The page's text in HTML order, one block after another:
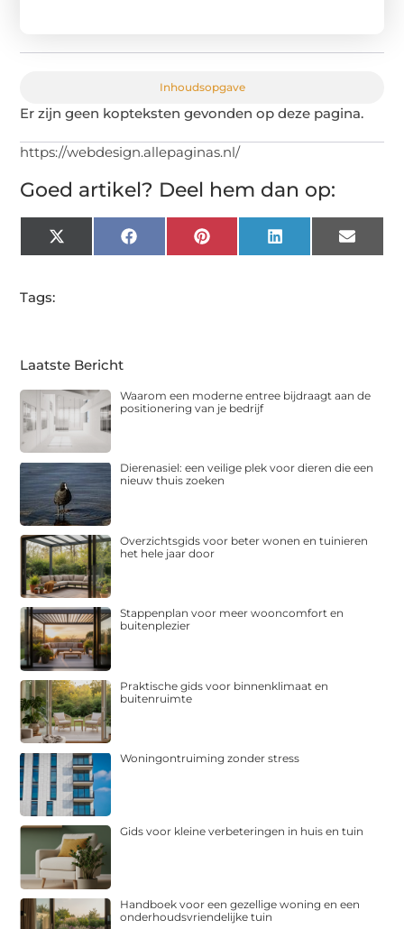
Inhoudsopgave
Er zijn geen kopteksten gevonden op deze pagina.
https://webdesign.allepaginas.nl/
Goed artikel? Deel hem dan op:
X
(Twitter)
FacebookPinterest LinkedIn Email
Tags:
Laatste Bericht
Waarom een moderne entree bijdraagt aan de
positionering van je bedrijf
Dierenasiel: een veilige plek voor dieren die een
nieuw thuis zoeken
Overzichtsgids voor beter wonen en tuinieren
het hele jaar door
Stappenplan voor meer wooncomfort en
buitenplezier
Praktische gids voor binnenklimaat en
buitenruimte
Woningontruiming zonder stress
Gids voor kleine verbeteringen in huis en tuin
Handboek voor een gezellige woning en een
onderhoudsvriendelijke tuin